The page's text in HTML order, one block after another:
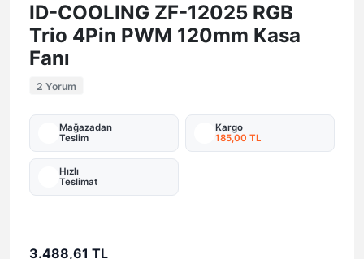
ID-COOLING ZF-12025 RGB
Trio 4Pin PWM 120mm Kasa
Fanı
2 Yorum
Mağazadan
Teslim
Kargo
185,00 TL
Hızlı
Teslimat
3.488,61 TL